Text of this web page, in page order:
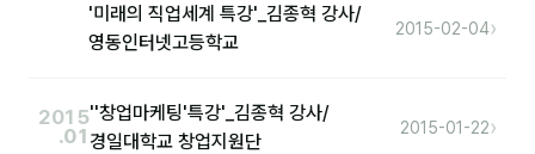
'미래의 직업세계 특강'_김종혁 강사/
영동인터넷고등학교
2015-02-04›
2015
.01
''창업마케팅'특강'_김종혁 강사/
경일대학교 창업지원단
2015-01-22›